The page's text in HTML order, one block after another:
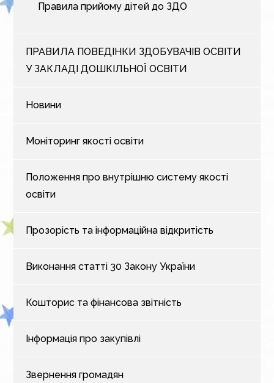
Правила прийому дітей до ЗДО
ПРАВИЛА ПОВЕДІНКИ ЗДОБУВАЧІВ ОСВІТИ
У ЗАКЛАДІ ДОШКІЛЬНОЇ ОСВІТИ
Новини
Моніторинг якості освіти
Положення про внутрішню систему якості
освіти
Прозорість та інформаційна відкритість
Виконання статті 30 Закону України
Кошторис та фінансова звітність
Інформація про закупівлі
Звернення громадян